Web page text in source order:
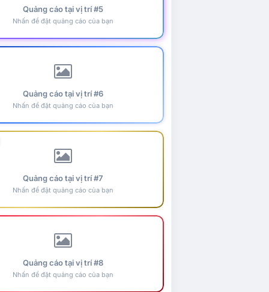
Quảng cáo tại vị trí #5
Nhấn để đặt quảng cáo của bạn
Quảng cáo tại vị trí #6
Nhấn để đặt quảng cáo của bạn
Quảng cáo tại vị trí #7
Nhấn để đặt quảng cáo của bạn
Quảng cáo tại vị trí #8
Nhấn để đặt quảng cáo của bạn